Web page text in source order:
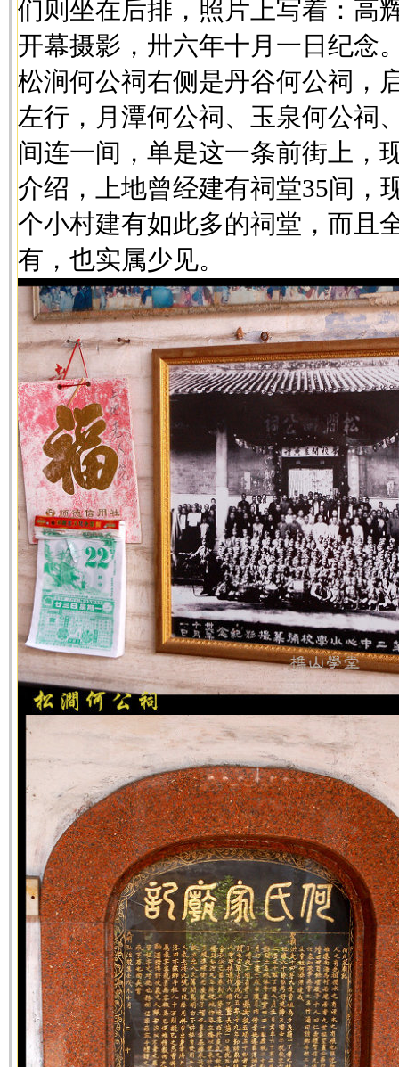
们则坐在后排，照片上写着：高
开幕摄影，卅六年十月一日纪念
松涧何公祠右侧是丹谷何公祠，
左行，月潭何公祠、玉泉何公
间连一间，单是这一条前街上，
介绍，上地曾经建有祠堂35间，
个小村建有如此多的祠堂，而且
有，也实属少见。